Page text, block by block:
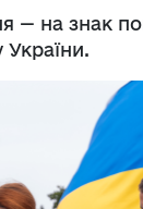
на знак